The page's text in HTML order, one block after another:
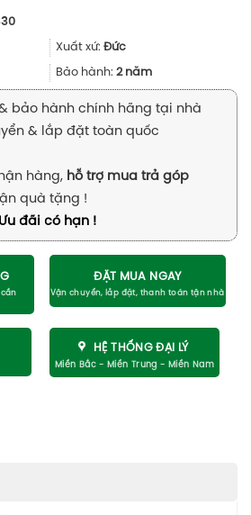
9.504.000₫.
7.128.000₫.
Xuất xứ: Đức
Bảo hành: 2 năm
bảo hành chính hãng tại nhà
& lắp đặt toàn quốc
hàng, hỗ trợ mua trả góp
quà tặng !
đãi có hạn !
ĐẶT MUA NGAY
HỆ THỐNG ĐẠI LÝ